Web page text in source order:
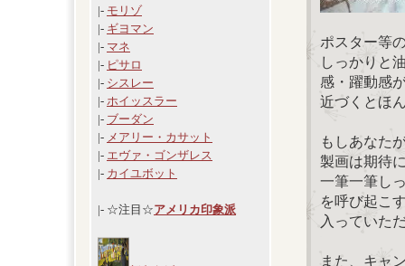
|- モリゾ
|- ギヨマン
|- マネ
|- ピサロ
|- シスレー
|- ホイッスラー
|- ブーダン
|- メアリー・カサット
|- エヴァ・ゴンザレス
|- カイユボット
|- ☆注目☆アメリカ印象派
ポスター等
しっかりと
感・躍動感
近づくとほ
もしあなた
製画は期待
一筆一筆し
を呼び起こ
入っていた
また、キャ